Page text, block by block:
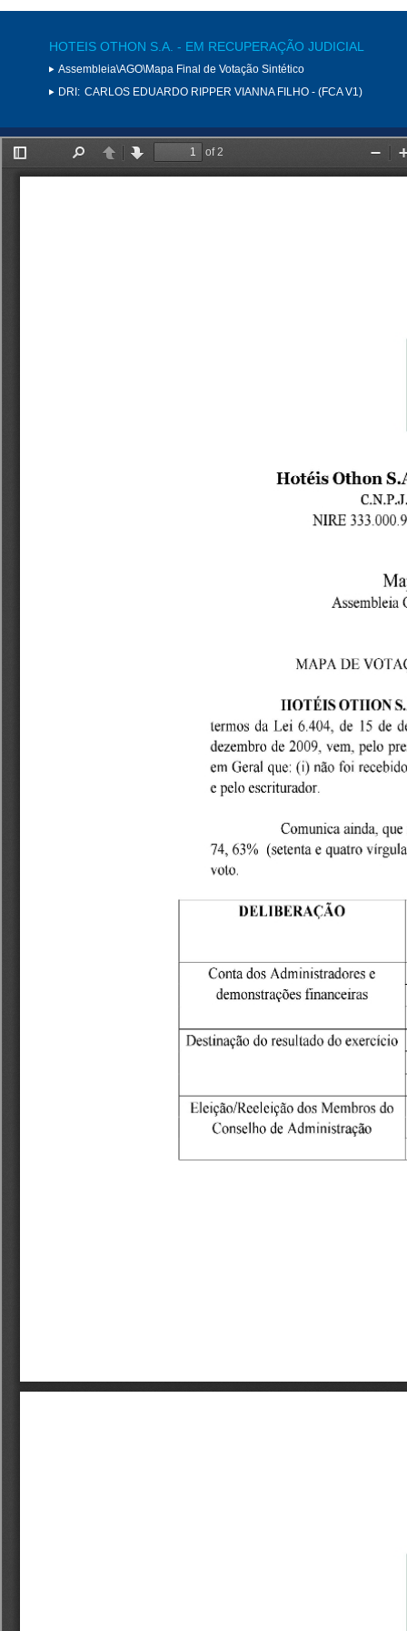
HOTEIS OTHON S.A. - EM RECUPERAÇÃO JUDICIAL
Assembleia\AGO\Mapa Final de Votação Sintético
DRI: CARLOS EDUARDO RIPPER VIANNA FILHO - (FCA V1)